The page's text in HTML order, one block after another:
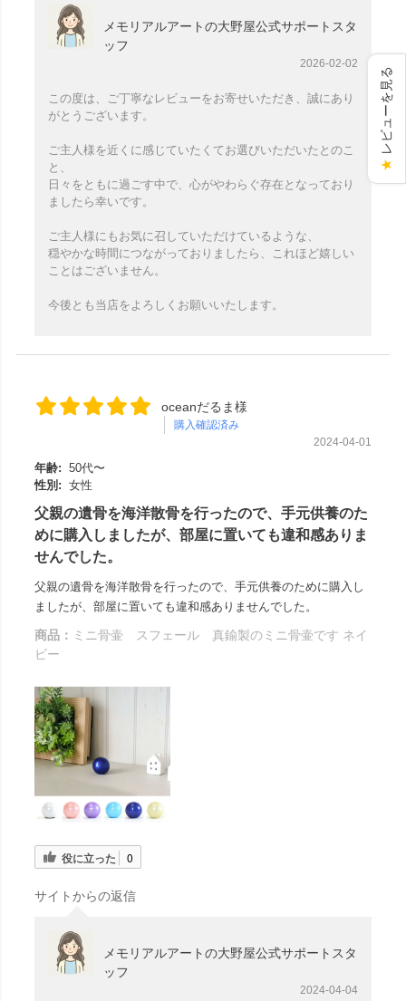
メモリアルアートの大野屋公式サポートスタ
ッフ
2026-02-02
この度は、ご丁寧なレビューをお寄せいただき、誠にあり
がとうございます。
ご主人様を近くに感じていたくてお選びいただいたとのこ
と、
日々をともに過ごす中で、心がやわらぐ存在となっており
ましたら幸いです。
ご主人様にもお気に召していただけているような、
穏やかな時間につながっておりましたら、これほど嬉しい
ことはございません。
今後とも当店をよろしくお願いいたします。
oceanだるま様
購入確認済み
2024-04-01
年齢: 50代〜
性別: 女性
父親の遺骨を海洋散骨を行ったので、手元供養のた
めに購入しましたが、部屋に置いても違和感ありま
せんでした。
父親の遺骨を海洋散骨を行ったので、手元供養のために購入し
ましたが、部屋に置いても違和感ありませんでした。
商品： ミニ骨壷 スフェール 真鍮製のミニ骨壷です ネイ
ビー
役に立った 0
サイトからの返信
メモリアルアートの大野屋公式サポートスタ
ッフ
2024-04-04
★
レビューを見る